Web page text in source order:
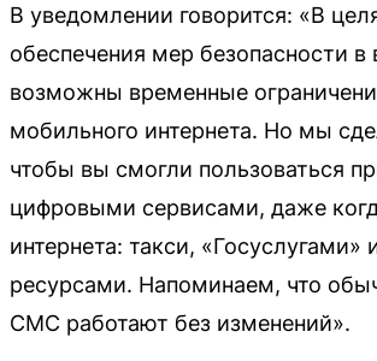
В уведомлении говорится: «В
обеспечения мер безопасности
возможны временные
мобильного интернета. Но мы
чтобы вы смогли пользоваться
цифровыми сервисами, даже
интернета: такси, «Госуслугами»
ресурсами. Напоминаем, что
СМС работают без изменений».